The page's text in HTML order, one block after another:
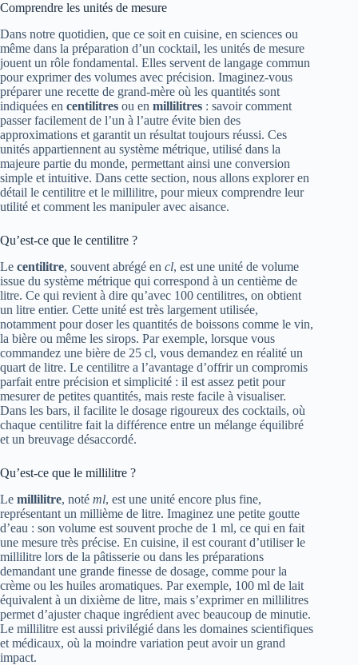
Comprendre les unités de mesure
Dans notre quotidien, que ce soit en cuisine, en sciences ou
même dans la préparation d’un cocktail, les unités de mesure
jouent un rôle fondamental. Elles servent de langage commun
pour exprimer des volumes avec précision. Imaginez-vous
préparer une recette de grand-mère où les quantités sont
indiquées en centilitres ou en millilitres : savoir comment
passer facilement de l’un à l’autre évite bien des
approximations et garantit un résultat toujours réussi. Ces
unités appartiennent au système métrique, utilisé dans la
majeure partie du monde, permettant ainsi une conversion
simple et intuitive. Dans cette section, nous allons explorer en
détail le centilitre et le millilitre, pour mieux comprendre leur
utilité et comment les manipuler avec aisance.
Qu’est-ce que le centilitre ?
Le centilitre, souvent abrégé en cl, est une unité de volume
issue du système métrique qui correspond à un centième de
litre. Ce qui revient à dire qu’avec 100 centilitres, on obtient
un litre entier. Cette unité est très largement utilisée,
notamment pour doser les quantités de boissons comme le vin,
la bière ou même les sirops. Par exemple, lorsque vous
commandez une bière de 25 cl, vous demandez en réalité un
quart de litre. Le centilitre a l’avantage d’offrir un compromis
parfait entre précision et simplicité : il est assez petit pour
mesurer de petites quantités, mais reste facile à visualiser.
Dans les bars, il facilite le dosage rigoureux des cocktails, où
chaque centilitre fait la différence entre un mélange équilibré
et un breuvage désaccordé.
Qu’est-ce que le millilitre ?
Le millilitre, noté ml, est une unité encore plus fine,
représentant un millième de litre. Imaginez une petite goutte
d’eau : son volume est souvent proche de 1 ml, ce qui en fait
une mesure très précise. En cuisine, il est courant d’utiliser le
millilitre lors de la pâtisserie ou dans les préparations
demandant une grande finesse de dosage, comme pour la
crème ou les huiles aromatiques. Par exemple, 100 ml de lait
équivalent à un dixième de litre, mais s’exprimer en millilitres
permet d’ajuster chaque ingrédient avec beaucoup de minutie.
Le millilitre est aussi privilégié dans les domaines scientifiques
et médicaux, où la moindre variation peut avoir un grand
impact.